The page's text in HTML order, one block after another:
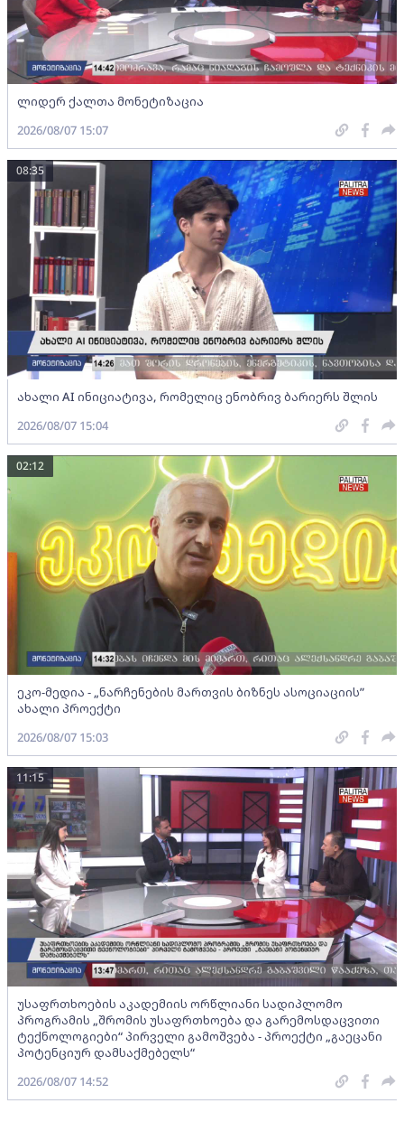
ლიდერ ქალთა მონეტიზაცია
2026/08/07 15:07
ახალი AI ინიციატივა, რომელიც ენობრივ ბარიერს შლის
08:35
2026/08/07 15:04
ეკო-მედია - „ნარჩენების მართვის ბიზნეს ასოციაციის”
ახალი პროექტი
02:12
2026/08/07 15:03
უსაფრთხოების აკადემიის ორწლიანი სადიპლომო
პროგრამის „შრომის უსაფრთხოება და გარემოსდაცვითი
ტექნოლოგიები“ პირველი გამოშვება - პროექტი „გაეცანი
პოტენციურ დამსაქმებელს“
11:15
2026/08/07 14:52